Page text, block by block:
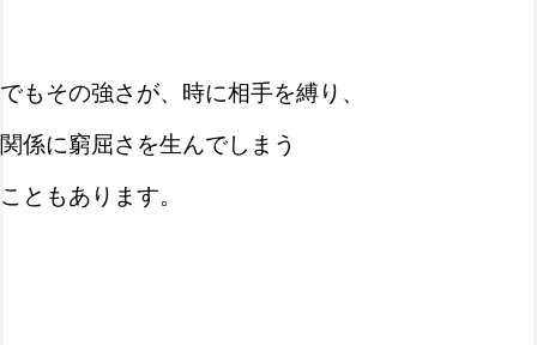
でもその強さが、時に相手を縛り、
関係に窮屈さを生んでしまう
こともあります。